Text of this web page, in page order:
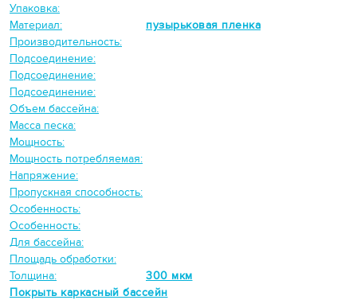
Упаковка:
Материал:
пузырьковая пленка
Производительность:
Подсоединение:
Подсоединение:
Подсоединение:
Объем бассейна:
Масса песка:
Мощность:
Мощность потребляемая:
Напряжение:
Пропускная способность:
Особенность:
Особенность:
Для бассейна:
Площадь обработки:
Толщина:
300 мкм
Покрыть каркасный бассейн